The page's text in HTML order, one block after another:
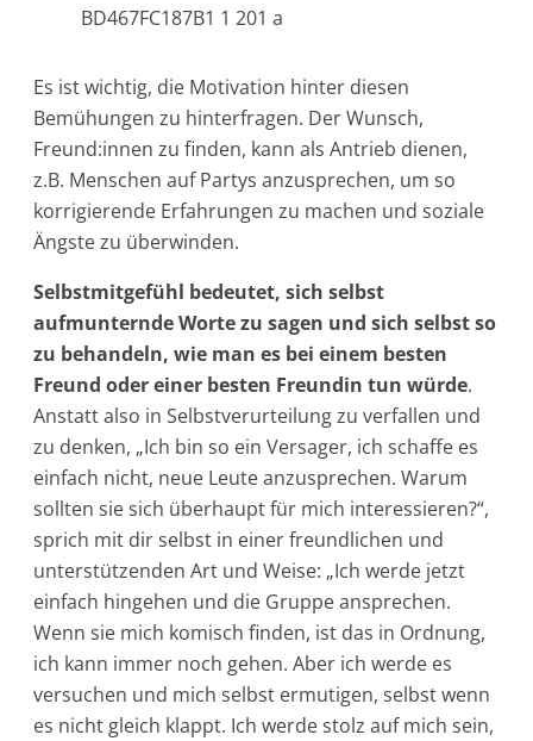
Es ist wichtig, die Motivation hinter diesen
Bemühungen zu hinterfragen. Der Wunsch,
Freund:innen zu finden, kann als Antrieb dienen,
z.B. Menschen auf Partys anzusprechen, um so
korrigierende Erfahrungen zu machen und soziale
Ängste zu überwinden.
Selbstmitgefühl bedeutet, sich selbst
aufmunternde Worte zu sagen und sich selbst so
zu behandeln, wie man es bei einem besten
Freund oder einer besten Freundin tun würde.
Anstatt also in Selbstverurteilung zu verfallen und
zu denken, „Ich bin so ein Versager, ich schaffe es
einfach nicht, neue Leute anzusprechen. Warum
sollten sie sich überhaupt für mich interessieren?“,
sprich mit dir selbst in einer freundlichen und
unterstützenden Art und Weise: „Ich werde jetzt
einfach hingehen und die Gruppe ansprechen.
Wenn sie mich komisch finden, ist das in Ordnung,
ich kann immer noch gehen. Aber ich werde es
versuchen und mich selbst ermutigen, selbst wenn
es nicht gleich klappt. Ich werde stolz auf mich sein,